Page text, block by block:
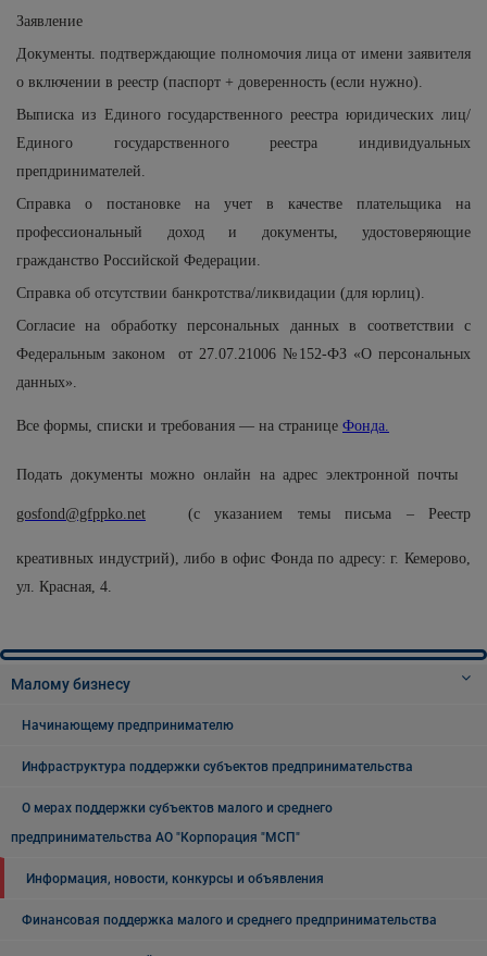
Заявление
Документы. подтверждающие полномочия лица от имени заявителя
о включении в реестр (паспорт + доверенность (если нужно).
Выписка из Единого государственного реестра юридических лиц/
Единого государственного реестра индивидуальных
препдринимателей.
Справка о постановке на учет в качестве плательщика на
профессиональный доход и документы, удостоверяющие
гражданство Российской Федерации.
Справка об отсутствии банкротства/ликвидации (для юрлиц).
Согласие на обработку персональных данных в соответствии с
Федеральным законом от 27.07.21006 №152-ФЗ «О персональных
данных».
Все формы, списки и требования — на странице Фонда.
Подать документы можно онлайн на адрес электронной почты
gosfond@gfppko.net (с указанием темы письма – Реестр
креативных индустрий), либо в офис Фонда по адресу: г. Кемерово,
ул. Красная, 4.
Малому бизнесу
Начинающему предпринимателю
Инфраструктура поддержки субъектов предпринимательства
О мерах поддержки субъектов малого и среднего
предпринимательства АО "Корпорация "МСП"
Информация, новости, конкурсы и объявления
Финансовая поддержка малого и среднего предпринимательства